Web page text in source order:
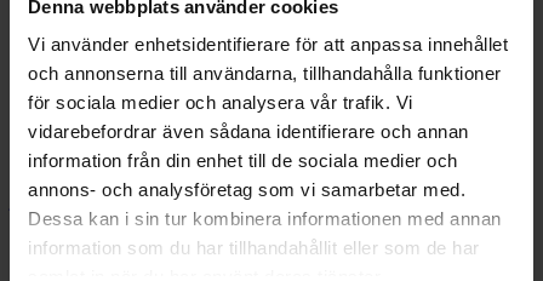
Denna webbplats använder cookies
Vi använder enhetsidentifierare för att anpassa innehållet
och annonserna till användarna, tillhandahålla funktioner
för sociala medier och analysera vår trafik. Vi
vidarebefordrar även sådana identifierare och annan
information från din enhet till de sociala medier och
annons- och analysföretag som vi samarbetar med.
Dessa kan i sin tur kombinera informationen med annan
information som du har tillhandahållit eller som de har
TikTok-
tips
5 snabba TikTok-tips
Att lyckas på TikTok handlar om att vara äkta, engagerande och
johan@glorydays.se2025-01-16